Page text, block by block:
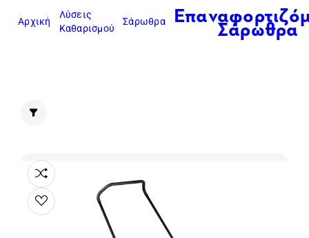
Αρχική
Λύσεις
Καθαρισμού
Σάρωθρα Σάρωθρα